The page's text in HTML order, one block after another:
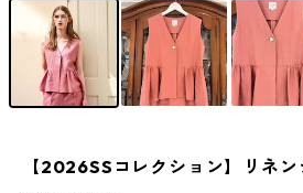
【2026SSコレクション】リネ